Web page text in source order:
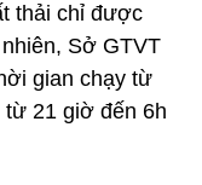
thải chỉ được
Sở GTVT
gian chạy từ
từ 21 giờ đến 6h